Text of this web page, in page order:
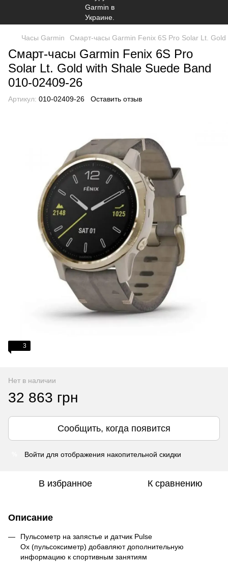
Часы Garmin Смарт-часы Garmin Fenix 6S Pro Solar Lt.
Смарт-часы Garmin Fenix 6S Pro
Solar Lt. Gold with Shale Suede Band
010-02409-26
Артикул: 010-02409-26 Оставить отзыв
3
Нет в наличии
32 863 грн
Сообщить, когда появится
Войти для отображения накопительной скидки
В избранное К сравнению
Описание
Пульсометр на запястье и датчик Pulse
Ox (пульсоксиметр) добавляют дополнительную
информацию к спортивным занятиям